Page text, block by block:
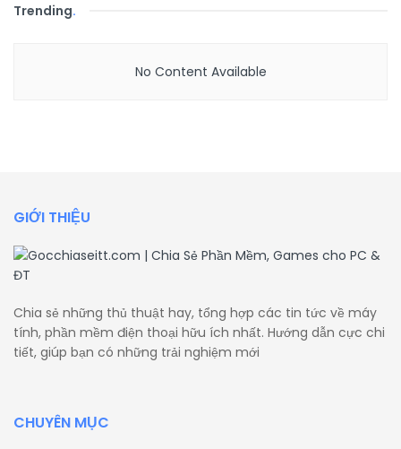
Trending.
No Content Available
GIỚI THIỆU
Chia sẻ những thủ thuật hay, tổng hợp các tin tức về máy
tính, phần mềm điện thoại hữu ích nhất. Hướng dẫn cực chi
tiết, giúp bạn có những trải nghiệm mới
CHUYÊN MỤC